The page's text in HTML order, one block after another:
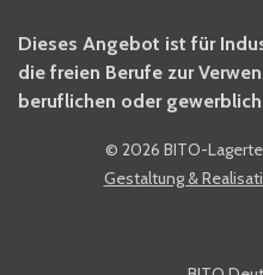
BITO
Ja, ich
BITO
Dieses Angebot ist für
die freien Berufe zur
beruflichen oder
© 2026 BITO-
Gestaltung &